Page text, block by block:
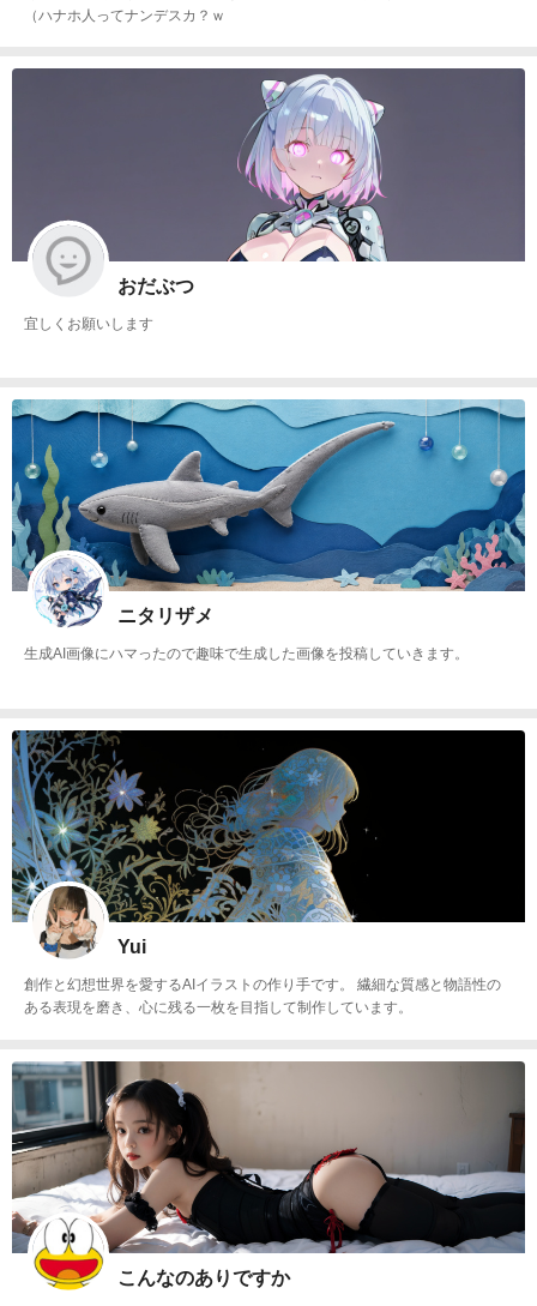
（ハナホ人ってナンデスカ？ｗ
おだぶつ
宜しくお願いします
ニタリザメ
生成AI画像にハマったので趣味で生成した画像を投稿していきます。
Yui
創作と幻想世界を愛するAIイラストの作り手です。 繊細な質感と物語性の
ある表現を磨き、心に残る一枚を目指して制作しています。
こんなのありですか